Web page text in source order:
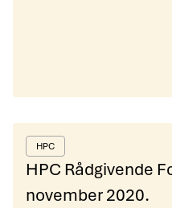
HPC
HPC Rådgivende
november 2020.